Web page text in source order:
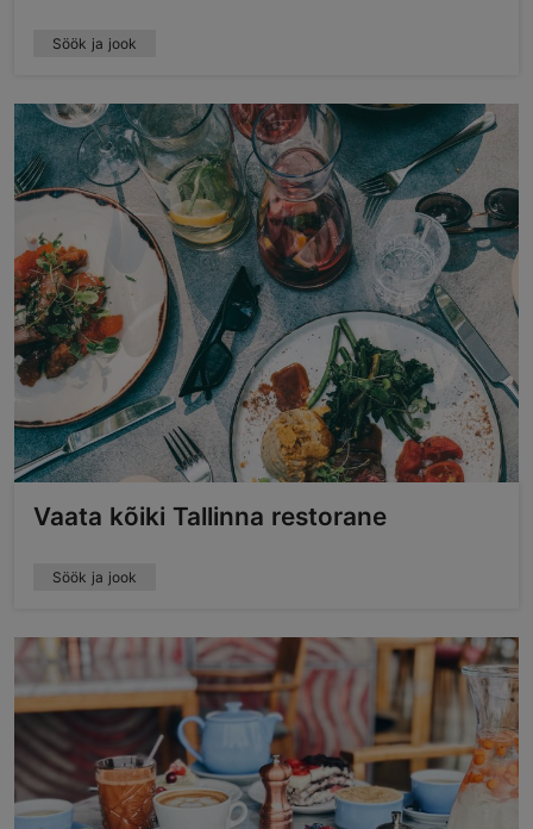
Söök ja jook
Vaata kõiki Tallinna restorane
Söök ja jook